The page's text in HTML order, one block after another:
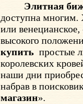
Элитная
доступна многим.
или
высокого
купить простые
королевских
наши дни
набрав в
магазин».